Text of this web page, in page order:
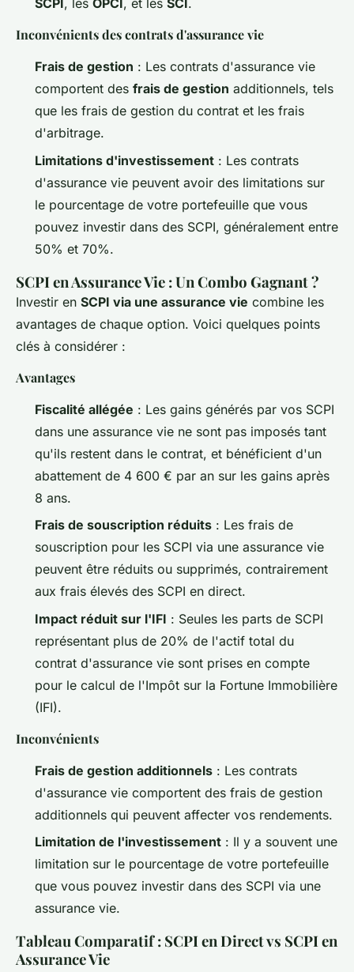
SCPI , les OPCI , et les SCI .
Inconvénients des contrats d'assurance vie
Frais de gestion : Les contrats d'assurance vie
comportent des frais de gestion additionnels, tels
que les frais de gestion du contrat et les frais
d'arbitrage.
Limitations d'investissement : Les contrats
d'assurance vie peuvent avoir des limitations sur
le pourcentage de votre portefeuille que vous
pouvez investir dans des SCPI, généralement entre
50% et 70%.
SCPI en Assurance Vie : Un Combo Gagnant ?
Investir en SCPI via une assurance vie combine les
avantages de chaque option. Voici quelques points
clés à considérer :
Avantages
Fiscalité allégée : Les gains générés par vos SCPI
dans une assurance vie ne sont pas imposés tant
qu'ils restent dans le contrat, et bénéficient d'un
abattement de 4 600 € par an sur les gains après
8 ans.
Frais de souscription réduits : Les frais de
souscription pour les SCPI via une assurance vie
peuvent être réduits ou supprimés, contrairement
aux frais élevés des SCPI en direct.
Impact réduit sur l'IFI : Seules les parts de SCPI
représentant plus de 20% de l'actif total du
contrat d'assurance vie sont prises en compte
pour le calcul de l'Impôt sur la Fortune Immobilière
(IFI).
Inconvénients
Frais de gestion additionnels : Les contrats
d'assurance vie comportent des frais de gestion
additionnels qui peuvent affecter vos rendements.
Limitation de l'investissement : Il y a souvent une
limitation sur le pourcentage de votre portefeuille
que vous pouvez investir dans des SCPI via une
assurance vie.
Tableau Comparatif : SCPI en Direct vs SCPI en
Assurance Vie